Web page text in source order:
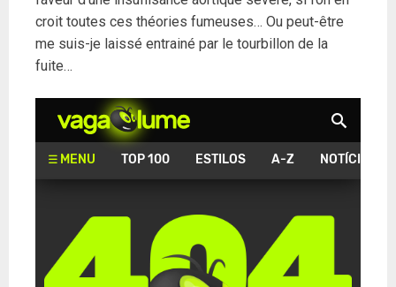
croit toutes ces théories fumeuses… Ou peut-être
me suis-je laissé entrainé par le tourbillon de la
fuite…